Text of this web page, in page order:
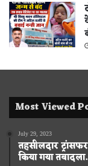
Most Viewed
July 29, 2023
तहसीलदार
किया गया